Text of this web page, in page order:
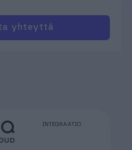
yhteyttä
INTEGRAATIO